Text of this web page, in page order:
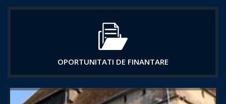
OPORTUNITATI DE FINANTARE